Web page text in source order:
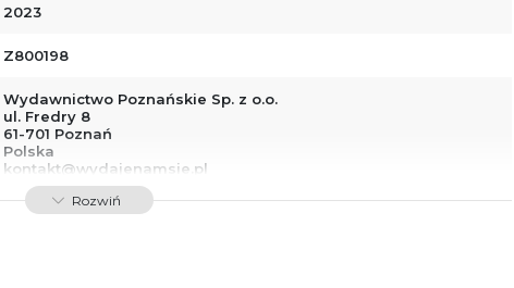
2023
Z800198
Wydawnictwo Poznańskie Sp. z o.o.
ul. Fredry 8
61-701 Poznań
Polska
kontakt@wydajenamsie.pl
+48 61 623 38 38
Rozwiń